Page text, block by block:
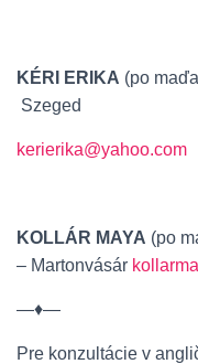
KÉRI ERIKA (po
Szeged
kerierika@yahoo.com
KOLLÁR MAYA (po
– Martonvásár
—♦—
Pre konzultácie v